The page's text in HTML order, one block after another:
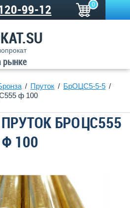
99-12 0
рынке
Пруток
БрОЦС5-5-5
ф 100
БРОЦС555
Ф 100